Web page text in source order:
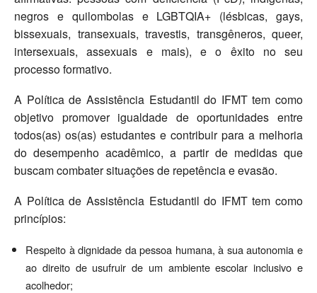
negros e quilombolas e LGBTQIA+ (lésbicas, gays,
bissexuais, transexuais, travestis, transgêneros, queer,
intersexuais, assexuais e mais), e o êxito no seu
processo formativo.
A Política de Assistência Estudantil do IFMT tem como
objetivo promover igualdade de oportunidades entre
todos(as) os(as) estudantes e contribuir para a melhoria
do desempenho acadêmico, a partir de medidas que
buscam combater situações de repetência e evasão.
A Política de Assistência Estudantil do IFMT tem como
princípios:
Respeito à dignidade da pessoa humana, à sua autonomia e
ao direito de usufruir de um ambiente escolar inclusivo e
acolhedor;